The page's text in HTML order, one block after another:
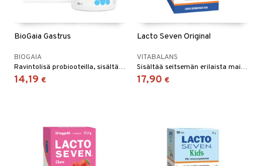
BioGaia Gastrus
BIOGAIA
Ravintolisä probiooteilla, sisältää makeutusaineita.
14,19 €
Lacto Seven Original
VITABALANS
Sisältää seitsemän erilaista maitohappobakteerikantaa. D-vitamiini edistää immuunijärjestelmän normaalia toimintaa.
17,90 €